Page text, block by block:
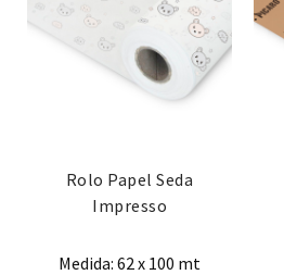
Rolo Papel Seda
Impresso
Medida: 62 x 100 mt